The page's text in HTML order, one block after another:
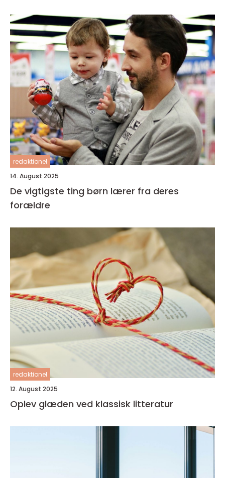
redaktionel
14. August 2025
De vigtigste ting børn lærer fra deres
forældre
redaktionel
12. August 2025
Oplev glæden ved klassisk litteratur